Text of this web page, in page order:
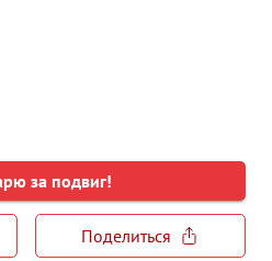
за подвиг!
Поделиться